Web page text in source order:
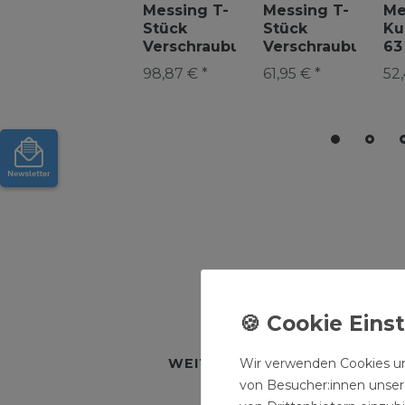
Messing T-
Stück
Verschraubung
63mm
Abzweig PE
98,87 € *
Messing T-
Stück
Verschraubung
50mm
Abzweig PE
61,95 € *
BESCHREIBUNG
WEITERE DETAILSWir verwenden Cookies
von Besucher:innen